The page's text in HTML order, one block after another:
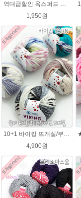
역대급할인 옥스퍼드 나염뜨개실 털실
1,950원
4,900원